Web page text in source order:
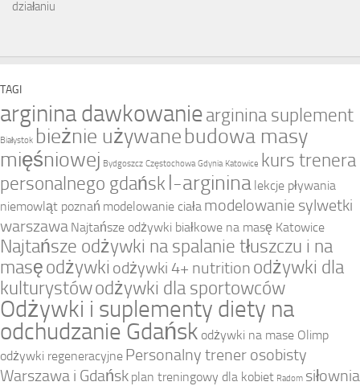
TAGI
arginina dawkowaniearginina suplement
Białystok bieżnie używanebudowa masy
mięśniowej Bydgoszcz Częstochowa Gdynia Katowice kurs trenera
personalnego gdańsk l-arginina lekcje pływania
niemowląt poznań modelowanie ciała modelowanie sylwetki
warszawa Najtańsze odżywki białkowe na masę Katowice
Najtańsze odżywki na spalanie tłuszczu i na
masęodżywki odżywki 4+ nutrition odżywki dla
kulturystówodżywki dla sportowców
Odżywki i suplementy diety na
odchudzanie Gdańsk odżywki na mase Olimp
odżywki regeneracyjne Personalny trener osobisty
Warszawa i Gdańsk plan treningowy dla kobiet Radom siłownia